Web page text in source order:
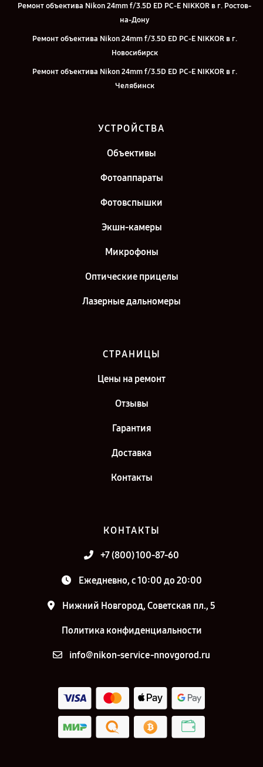
Ремонт объектива Nikon 24mm f/3.5D ED PC-E NIKKOR в г. Ростов-
на-Дону
Ремонт объектива Nikon 24mm f/3.5D ED PC-E NIKKOR в г.
Новосибирск
Ремонт объектива Nikon 24mm f/3.5D ED PC-E NIKKOR в г.
Челябинск
Ремонт объектива Nikon 24mm f/3.5D ED PC-E NIKKOR в г. Санкт-
УСТРОЙСТВА
Объективы
Фотоаппараты
Фотовспышки
Экшн-камеры
Микрофоны
Оптические прицелы
Лазерные дальномеры
СТРАНИЦЫ
Цены на ремонт
Отзывы
Гарантия
Доставка
Контакты
КОНТАКТЫ
+7 (800) 100-87-60
Ежедневно, с 10:00 до 20:00
Нижний Новгород, Советская пл., 5
Политика конфиденциальности
info@nikon-service-nnovgorod.ru